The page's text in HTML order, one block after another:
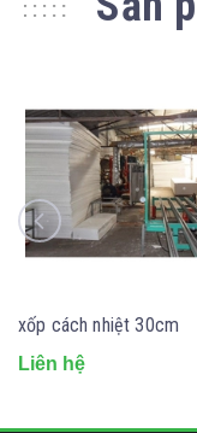
xốp cách nhiệt 30cm
Liên hệ